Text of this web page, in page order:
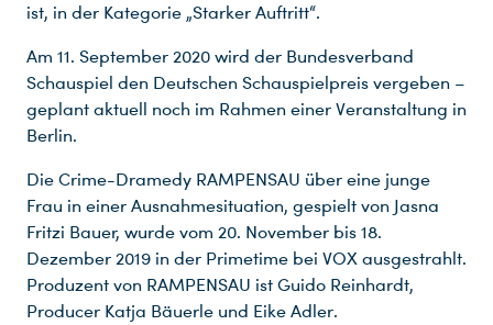
ist, in der Kategorie „Starker Auftritt“.
Am 11. September 2020 wird der Bundesverband
Schauspiel den Deutschen Schauspielpreis vergeben –
geplant aktuell noch im Rahmen einer Veranstaltung in
Berlin.
Die Crime-Dramedy RAMPENSAU über eine junge
Frau in einer Ausnahmesituation, gespielt von Jasna
Fritzi Bauer, wurde vom 20. November bis 18.
Dezember 2019 in der Primetime bei VOX ausgestrahlt.
Produzent von RAMPENSAU ist Guido Reinhardt,
Producer Katja Bäuerle und Eike Adler.